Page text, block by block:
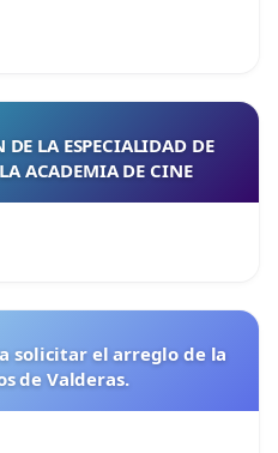
LA ESPECIALIDAD DE
ACADEMIA DE CINE
solicitar el arreglo de la
de Valderas.